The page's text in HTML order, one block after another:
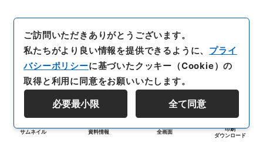
サムネイル 資料情報 全画面
印刷
ダウンロード
ご訪問いただきありがとうございます。
私たちがより良い情報を提供できるように、 プライ
バシーポリシーに基づいたクッキー（Cookie）の
取得と利用に同意をお願いいたします。
必要最小限 全て同意